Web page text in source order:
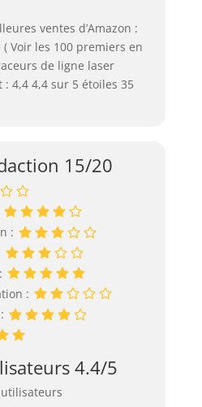
ventes d’Amazon :
( Voir les 100 premiers en
de ligne laser
4,4 4,4 sur 5 étoiles 35
15/20
:
:
4.4/5